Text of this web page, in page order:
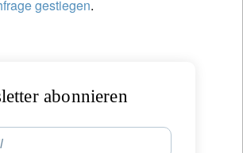
gestiegen.
abonnieren